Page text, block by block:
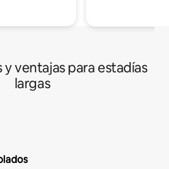
ventajas para estadías
largas